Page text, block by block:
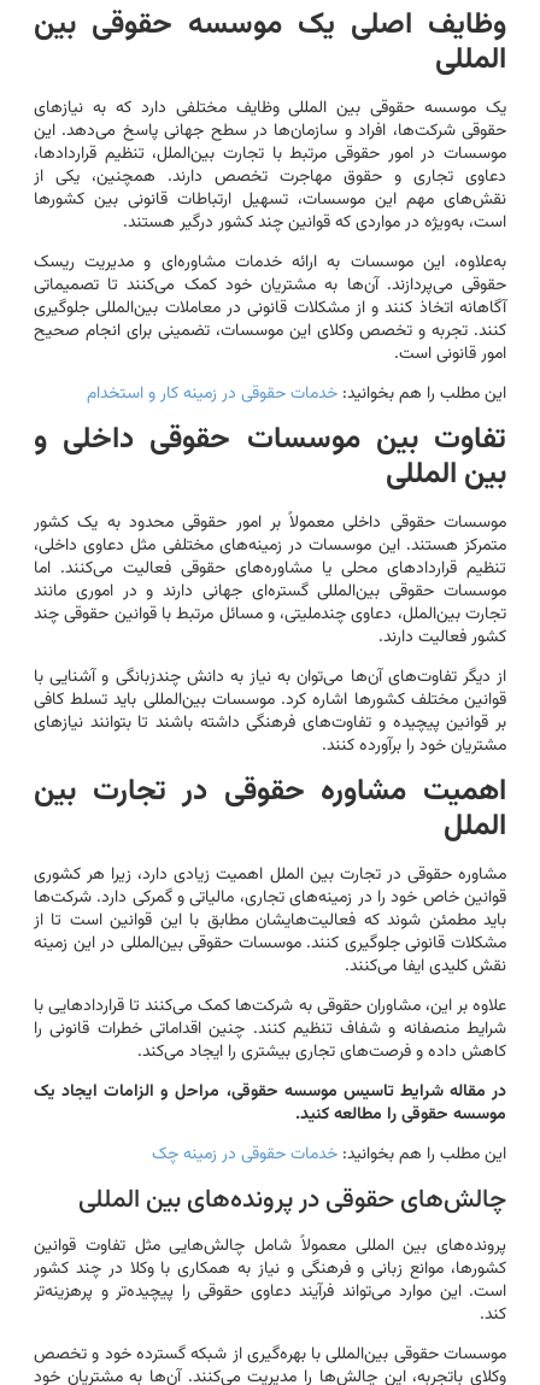
وظایف اصلی یک موسسه حقوقی بین
المللی
یک موسسه حقوقی بین المللی وظایف مختلفی دارد که به نیازهای
حقوقی شرکت‌ها، افراد و سازمان‌ها در سطح جهانی پاسخ می‌دهد. این
موسسات در امور حقوقی مرتبط با تجارت بین‌الملل، تنظیم قراردادها،
دعاوی تجاری و حقوق مهاجرت تخصص دارند. همچنین، یکی از
نقش‌های مهم این موسسات، تسهیل ارتباطات قانونی بین کشورها
است، به‌ویژه در مواردی که قوانین چند کشور درگیر هستند.
به‌علاوه، این موسسات به ارائه خدمات مشاوره‌ای و مدیریت ریسک
حقوقی می‌پردازند. آن‌ها به مشتریان خود کمک می‌کنند تا تصمیماتی
آگاهانه اتخاذ کنند و از مشکلات قانونی در معاملات بین‌المللی جلوگیری
کنند. تجربه و تخصص وکلای این موسسات، تضمینی برای انجام صحیح
امور قانونی است.
این مطلب را هم بخوانید: خدمات حقوقی در زمینه کار و استخدام
تفاوت بین موسسات حقوقی داخلی و
بین المللی
موسسات حقوقی داخلی معمولاً بر امور حقوقی محدود به یک کشور
متمرکز هستند. این موسسات در زمینه‌های مختلفی مثل دعاوی داخلی،
تنظیم قراردادهای محلی یا مشاوره‌های حقوقی فعالیت می‌کنند. اما
موسسات حقوقی بین‌المللی گستره‌ای جهانی دارند و در اموری مانند
تجارت بین‌الملل، دعاوی چندملیتی، و مسائل مرتبط با قوانین حقوقی چند
کشور فعالیت دارند.
از دیگر تفاوت‌های آن‌ها می‌توان به نیاز به دانش چندزبانگی و آشنایی با
قوانین مختلف کشورها اشاره کرد. موسسات بین‌المللی باید تسلط کافی
بر قوانین پیچیده و تفاوت‌های فرهنگی داشته باشند تا بتوانند نیازهای
مشتریان خود را برآورده کنند.
اهمیت مشاوره حقوقی در تجارت بین
الملل
مشاوره حقوقی در تجارت بین الملل اهمیت زیادی دارد، زیرا هر کشوری
قوانین خاص خود را در زمینه‌های تجاری، مالیاتی و گمرکی دارد. شرکت‌ها
باید مطمئن شوند که فعالیت‌هایشان مطابق با این قوانین است تا از
مشکلات قانونی جلوگیری کنند. موسسات حقوقی بین‌المللی در این زمینه
نقش کلیدی ایفا می‌کنند.
علاوه بر این، مشاوران حقوقی به شرکت‌ها کمک می‌کنند تا قراردادهایی با
شرایط منصفانه و شفاف تنظیم کنند. چنین اقداماتی خطرات قانونی را
کاهش داده و فرصت‌های تجاری بیشتری را ایجاد می‌کند.
در مقاله شرایط تاسیس موسسه حقوقی، مراحل و الزامات ایجاد یک
موسسه حقوقی را مطالعه کنید.
این مطلب را هم بخوانید: خدمات حقوقی در زمینه چک
چالش‌های حقوقی در پرونده‌های بین المللی
پرونده‌های بین المللی معمولاً شامل چالش‌هایی مثل تفاوت قوانین
کشورها، موانع زبانی و فرهنگی و نیاز به همکاری با وکلا در چند کشور
است. این موارد می‌تواند فرآیند دعاوی حقوقی را پیچیده‌تر و پرهزینه‌تر
کند.
موسسات حقوقی بین‌المللی با بهره‌گیری از شبکه گسترده خود و تخصص
وکلای باتجربه، این چالش‌ها را مدیریت می‌کنند. آن‌ها به مشتریان خود